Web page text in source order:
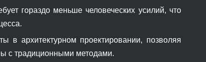
гораздо меньше человеческих усилий, что
в архитектурном проектировании, позволяя
с традиционными методами.